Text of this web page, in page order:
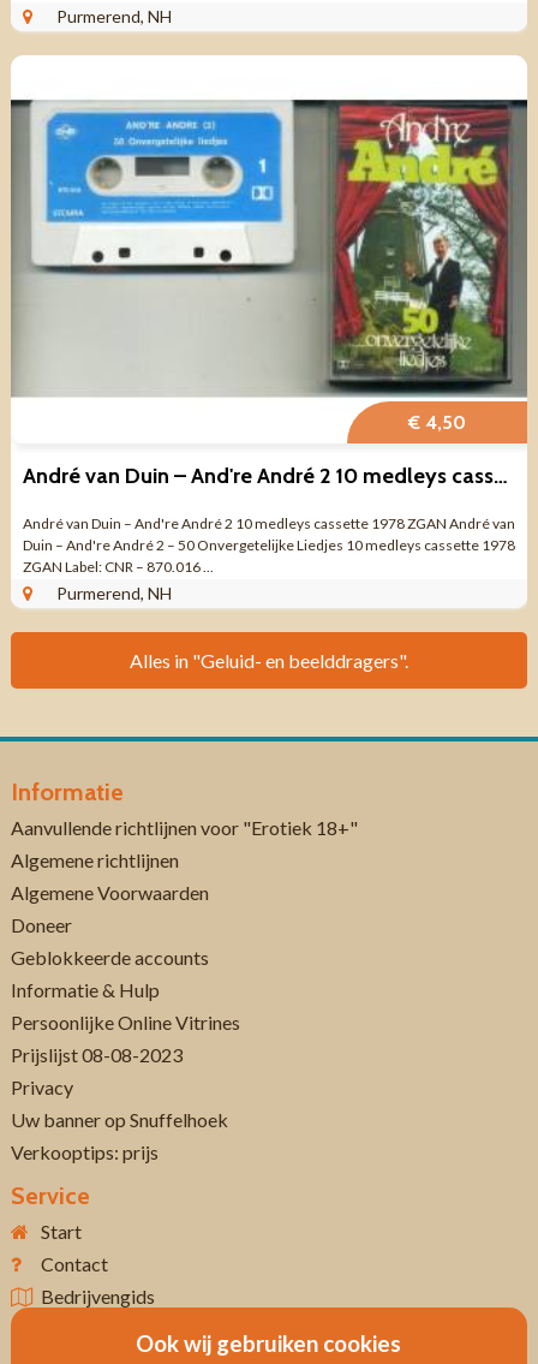
Cabaret ...Purmerend, NH
€ 4,50
André van Duin – And're André 2 10 medleys cassette 1978 ZGAN
André van Duin – And're André 2 10 medleys cassette 1978 ZGAN André van
Duin – And're André 2 – 50 Onvergetelijke Liedjes 10 medleys cassette 1978
ZGAN Label: CNR – 870.016 ...
Purmerend, NH
Alles in "Geluid- en beelddragers".
Informatie
Aanvullende richtlijnen voor "Erotiek 18+"
Algemene richtlijnen
Algemene Voorwaarden
Doneer
Geblokkeerde accounts
Informatie & Hulp
Persoonlijke Online Vitrines
Prijslijst 08-08-2023
Privacy
Uw banner op Snuffelhoek
Verkooptips: prijs
Service
Start
Contact
Bedrijvengids
Ook wij gebruiken cookies